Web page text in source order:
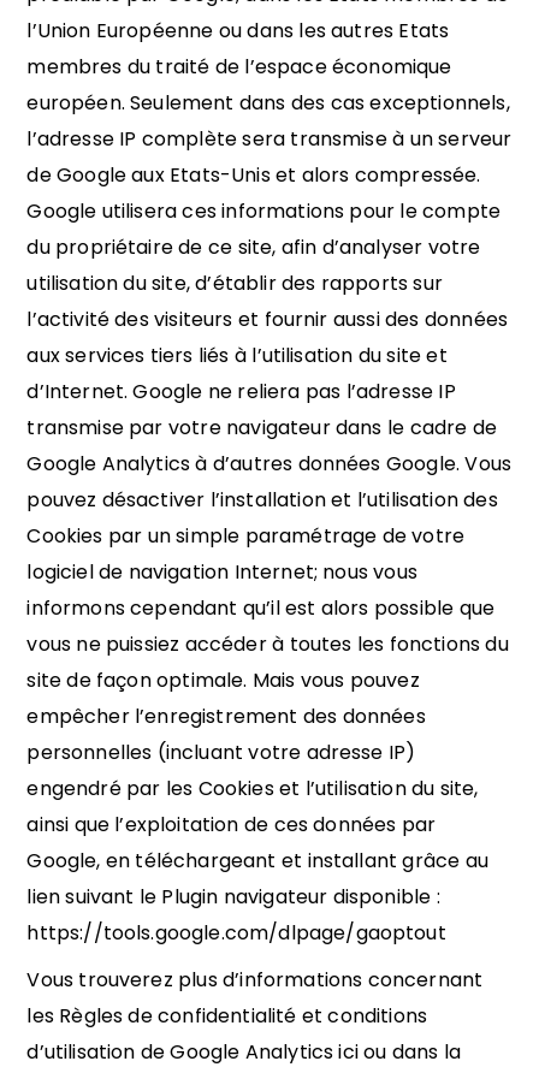
l’Union Européenne ou dans les autres Etats
membres du traité de l’espace économique
européen. Seulement dans des cas exceptionnels,
l’adresse IP complète sera transmise à un serveur
de Google aux Etats-Unis et alors compressée.
Google utilisera ces informations pour le compte
du propriétaire de ce site, afin d’analyser votre
utilisation du site, d’établir des rapports sur
l’activité des visiteurs et fournir aussi des données
aux services tiers liés à l’utilisation du site et
d’Internet. Google ne reliera pas l’adresse IP
transmise par votre navigateur dans le cadre de
Google Analytics à d’autres données Google. Vous
pouvez désactiver l’installation et l’utilisation des
Cookies par un simple paramétrage de votre
logiciel de navigation Internet; nous vous
informons cependant qu’il est alors possible que
vous ne puissiez accéder à toutes les fonctions du
site de façon optimale. Mais vous pouvez
empêcher l’enregistrement des données
personnelles (incluant votre adresse IP)
engendré par les Cookies et l’utilisation du site,
ainsi que l’exploitation de ces données par
Google, en téléchargeant et installant grâce au
lien suivant le Plugin navigateur disponible :
https://tools.google.com/dlpage/gaoptout
Vous trouverez plus d’informations concernant
les Règles de confidentialité et conditions
d’utilisation de Google Analytics ici ou dans la